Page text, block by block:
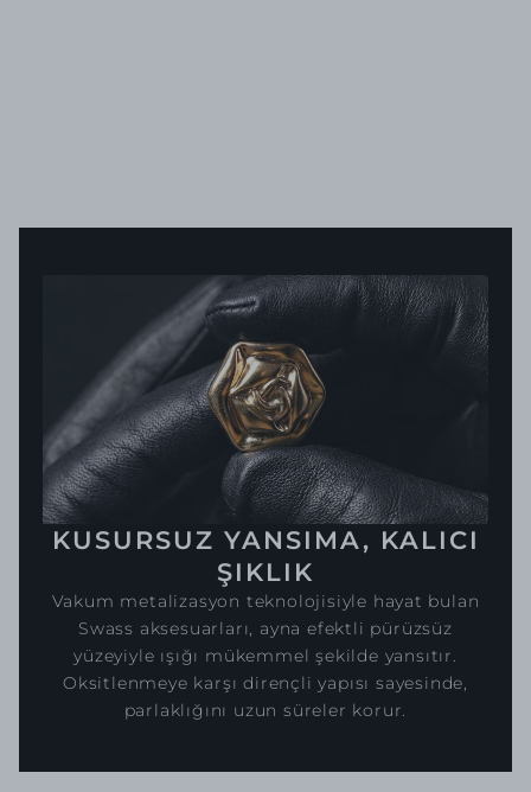
KUSURSUZ YANSIMA, KALICI
ŞIKLIK
Vakum metalizasyon teknolojisiyle hayat bulan
Swass aksesuarları, ayna efektli pürüzsüz
yüzeyiyle ışığı mükemmel şekilde yansıtır.
Oksitlenmeye karşı dirençli yapısı sayesinde,
parlaklığını uzun süreler korur.